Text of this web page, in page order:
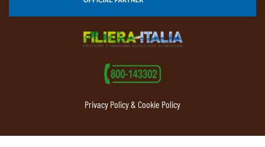
Privacy Policy & Cookie Policy